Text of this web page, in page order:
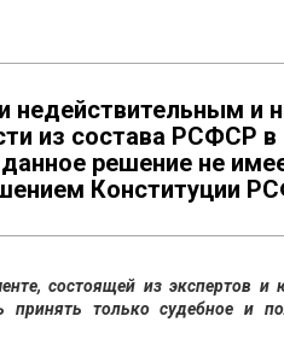
недействительным и
из состава РСФСР в
решение не
Конституции
состоящей из экспертов и
только судебное и